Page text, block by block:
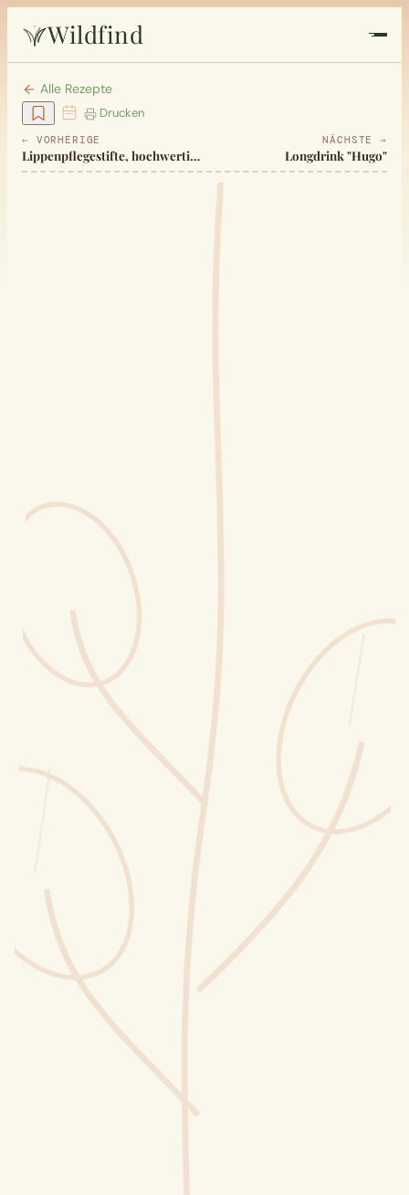
Wildfind
Startseite
Pflanzen
Blüten-Finder
Phänologie-Radar
Vogelstimmen
Gartenplaner
Düngeberater
Challenges
Wusstest du?
Sammlungen
Selber machen
Glossar
Alle Rezepte
Drucken
← VORHERIGE
Lippenpflegestifte, hochwertige, einfach zu machen
NÄCHSTE →
Longdrink "Hugo"